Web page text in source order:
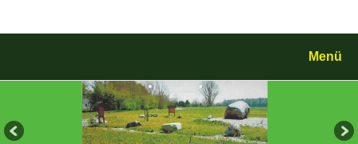
Menü